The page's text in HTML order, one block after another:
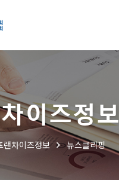
이즈정보
랜차이즈정보 뉴스클리핑